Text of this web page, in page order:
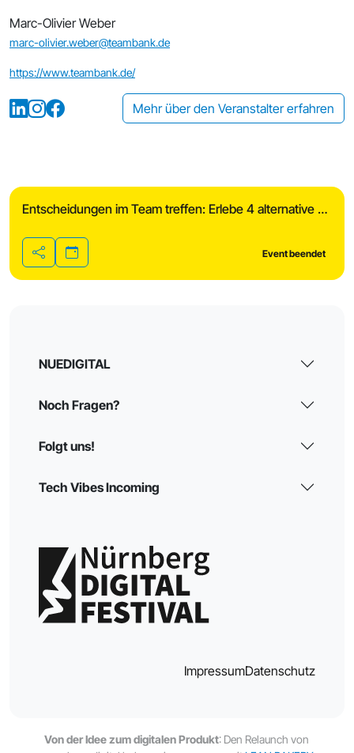
Marc-Olivier Weber
marc-olivier.weber@teambank.de
https://www.teambank.de/
Mehr über den Veranstalter erfahren
Entscheidungen im Team treffen: Erlebe 4 alternative Verfahren
Teilen
Event beendet
NUEDIGITAL
Noch Fragen?
Folgt uns!
Tech Vibes Incoming
ImpressumDatenschutz
Von der Idee zum digitalen Produkt: Den Relaunch von